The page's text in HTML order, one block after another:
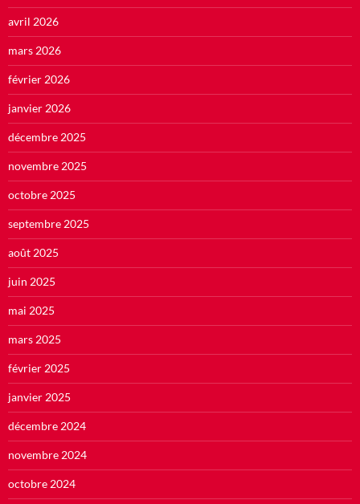
avril 2026
mars 2026
février 2026
janvier 2026
décembre 2025
novembre 2025
octobre 2025
septembre 2025
août 2025
juin 2025
mai 2025
mars 2025
février 2025
janvier 2025
décembre 2024
novembre 2024
octobre 2024